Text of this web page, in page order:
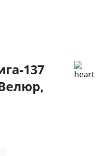
137